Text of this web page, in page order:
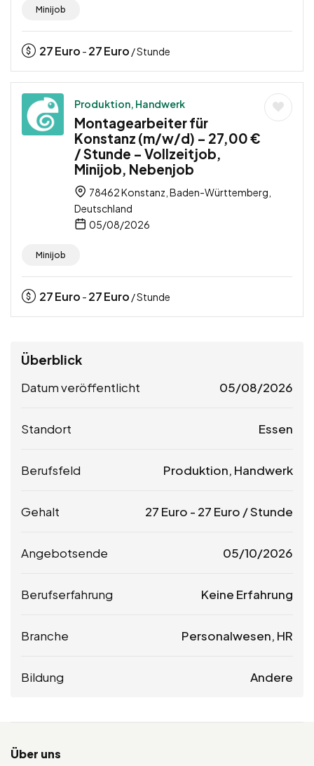
Minijob
27Euro - 27Euro / Stunde
Produktion, Handwerk
Montagearbeiter für
Konstanz (m/w/d) – 27,00 €
/ Stunde – Vollzeitjob,
Minijob, Nebenjob
78462 Konstanz, Baden-Württemberg,
Deutschland
05/08/2026
Minijob
27Euro - 27Euro / Stunde
Überblick
Datum veröffentlicht 05/08/2026
Standort Essen
Berufsfeld Produktion, Handwerk
Gehalt 27 Euro - 27 Euro / Stunde
Angebotsende 05/10/2026
Berufserfahrung Keine Erfahrung
Branche Personalwesen, HR
Bildung Andere
Über uns